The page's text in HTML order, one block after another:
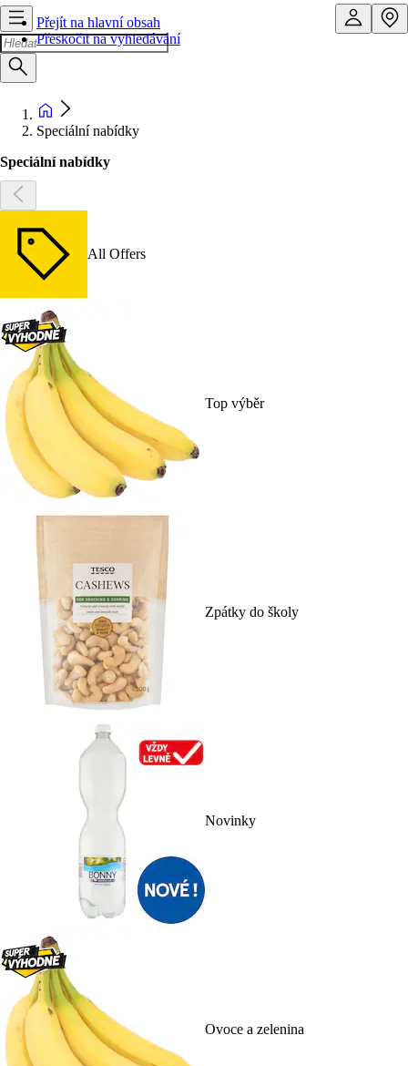
Přejít na hlavní obsah
Přeskočit na vyhledávání
Speciální nabídky
Speciální nabídky
All Offers
Top výběr
Zpátky do školy
Novinky
Ovoce a zelenina